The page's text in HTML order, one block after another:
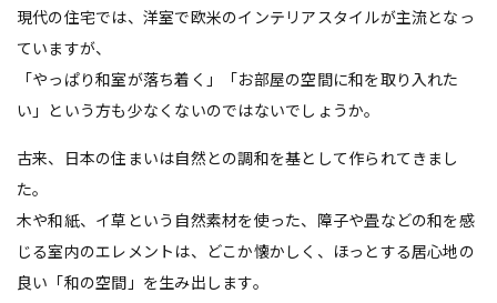
現代の住宅では、洋室で欧米のインテリアスタイルが主流となっ
ていますが、
「やっぱり和室が落ち着く」「お部屋の空間に和を取り入れた
い」という方も少なくないのではないでしょうか。
古来、日本の住まいは自然との調和を基として作られてきまし
た。
木や和紙、イ草という自然素材を使った、障子や畳などの和を感
じる室内のエレメントは、どこか懐かしく、ほっとする居心地の
良い「和の空間」を生み出します。